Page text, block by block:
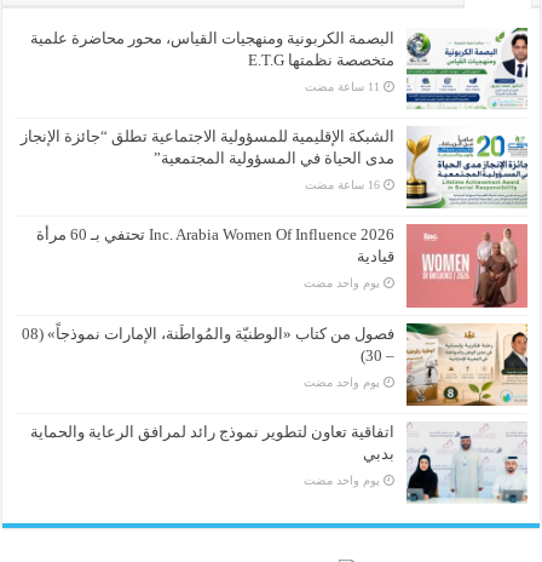
البصمة الكربونية ومنهجيات القياس، محور محاضرة علمية
متخصصة نظمتها E.T.G
الشبكة الإقليمية للمسؤولية الاجتماعية تطلق “جائزة الإنجاز
مدى الحياة في المسؤولية المجتمعية”
Inc. Arabia Women Of Influence 2026 تحتفي بـ 60 مرأة
قيادية
‏يوم واحد مضت
فصول من كتاب «الوطنيّة والمُواطَنة، الإمارات نموذجاً» (08
– 30)
‏يوم واحد مضت
اتفاقية تعاون لتطوير نموذج رائد لمرافق الرعاية والحماية
بدبي
‏يوم واحد مضت